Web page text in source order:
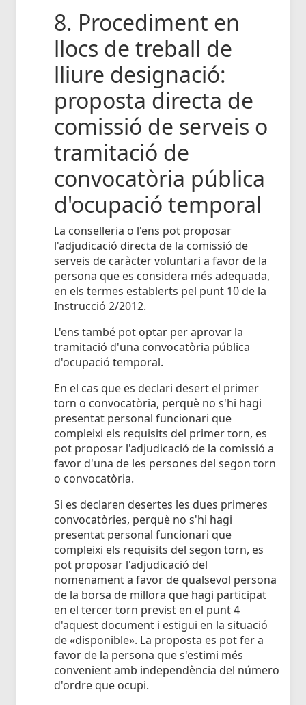
8. Procediment en
llocs de treball de
lliure designació:
proposta directa de
comissió de serveis o
tramitació de
convocatòria pública
d'ocupació temporal
La conselleria o l'ens pot proposar
l'adjudicació directa de la comissió de
serveis de caràcter voluntari a favor de la
persona que es considera més adequada,
en els termes establerts pel punt 10 de la
Instrucció 2/2012.
L'ens també pot optar per aprovar la
tramitació d'una convocatòria pública
d'ocupació temporal.
En el cas que es declari desert el primer
torn o convocatòria, perquè no s'hi hagi
presentat personal funcionari que
compleixi els requisits del primer torn, es
pot proposar l'adjudicació de la comissió a
favor d'una de les persones del segon torn
o convocatòria.
Si es declaren desertes les dues primeres
convocatòries, perquè no s'hi hagi
presentat personal funcionari que
compleixi els requisits del segon torn, es
pot proposar l'adjudicació del
nomenament a favor de qualsevol persona
de la borsa de millora que hagi participat
en el tercer torn previst en el punt 4
d'aquest document i estigui en la situació
de «disponible». La proposta es pot fer a
favor de la persona que s'estimi més
convenient amb independència del número
d'ordre que ocupi.